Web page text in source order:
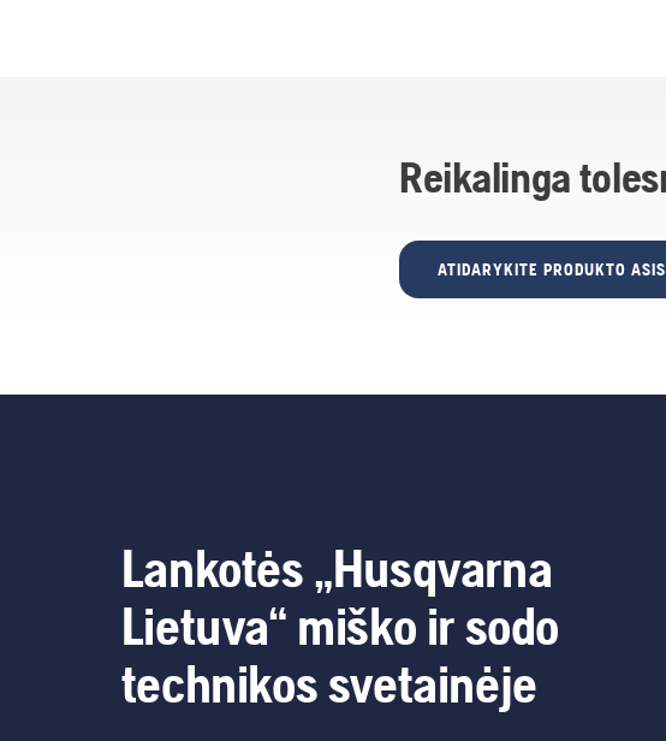
Reikalinga
ATIDARYKITE PRODUKTO
Lankotės „Husqvarna
Lietuva“ miško ir sodo
technikos svetainėje